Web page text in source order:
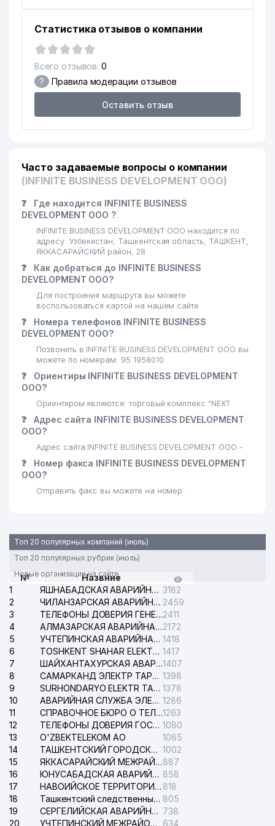
им. КАРЫ НИЯЗОВА
16 DREAM DIZAYN GROUP ООО 765 м
17
РЕСПУБЛИКАНСКАЯ
СПЕЦИАЛИЗИРОВАННАЯ
ХОРЕОГРАФИЧЕСКАЯ ШКОЛА
ИНТЕРНАТ
18 ART HOTELS ООО 775 м
20
CORRIDA FOOD СЕМЕЙНОЕ
ПРЕДПРИЯТИЕ
789 м
21 COOL KIDS НОУ
23
DAVR BANK ЧАКБ
ЯККАСАРАЙСКИЙ ФИЛИАЛ
24 ТАШЭЛЕКТРОНИК ООО
25 ORKHIDEYEVS ООО 833 м
26 MAGIC CINEMA STUDIO ООО
27
INTERNATIONAL LOGISTIC
SERVICE ООО
28
INTERCORPORATED
ПРЕДСТАВИТЕЛЬСТВО
909 м
30 CRONOS GROUP ООО 929 м
PROMOTION ООО
33
ТИПОГРАФИЯ КАБИНЕТА
МИНИСТРОВ РЕСПУБЛИКИ
УЗБЕКИСТАН
34 GARANT TRAVEL ООО
A-NIKA ООО
MARCO POLO
TRANSPORTATION ООО
Статистика отзывов о компании
Всего отзывов: 0
? Правила модерации отзывов
Оставить отзыв
Часто задаваемые вопросы о компании
(INFINITE BUSINESS DEVELOPMENT ООО)
❓
Где находится INFINITE BUSINESS
DEVELOPMENT ООО ?
INFINITE BUSINESS DEVELOPMENT ООО находится по
адресу: Узбекистан, Ташкентская область, ТАШКЕНТ,
ЯККАСАРАЙСКИЙ район, 28
❓
Как добраться до INFINITE BUSINESS
DEVELOPMENT ООО?
Для построения маршрута вы можете
воспользоваться картой на нашем сайте
❓
Номера телефонов INFINITE BUSINESS
DEVELOPMENT ООО?
Позвонить в INFINITE BUSINESS DEVELOPMENT ООО вы
можете по номерам: 95 1958010
❓
Ориентиры INFINITE BUSINESS DEVELOPMENT
ООО?
Ориентиром являются: торговый комплекс "NEXT
❓
Адрес сайта INFINITE BUSINESS DEVELOPMENT
ООО?
Адрес сайта INFINITE BUSINESS DEVELOPMENT ООО -
❓
Номер факса INFINITE BUSINESS DEVELOPMENT
ООО?
Отправить факс вы можете на номер .
Топ 20 популярных компаний (июль)
Топ 20 популярных рубрик (июль)
Новые организации на сайте
№
Назвние
1
ЯШНАБАДСКАЯ АВАРИЙНАЯ СЛУЖБА ЭЛЕКТРОСЕТИ 3182
2
ЧИЛАНЗАРСКАЯ АВАРИЙНАЯ СЛУЖБА ЭЛЕКТРОСЕТИ 2459
3
ТЕЛЕФОНЫ ДОВЕРИЯ ГЕНЕРАЛЬНОЙ ПРОКУРАТУРЫ РЕСПУБЛИКИ УЗБЕКИСТАН2411
4
АЛМАЗАРСКАЯ АВАРИЙНАЯ СЛУЖБА ЭЛЕКТРОСЕТИ2172
5
УЧТЕПИНСКАЯ АВАРИЙНАЯ СЛУЖБА ЭЛЕКТРОСЕТИ 1418
6
TOSHKENT SHAHAR ELEKTR TARMOQLARI KORXONASI АО 1417
7
ШАЙХАНТАХУРСКАЯ АВАРИЙНАЯ СЛУЖБА ЭЛЕКТРОСЕТИ1407
8
САМАРКАНД ЭЛЕКТР ТАРМОКЛАРИ АО 1398
9
SURHONDARYO ELEKTR TARMOKLARI АО 1378
10
АВАРИЙНАЯ СЛУЖБА ЭЛЕКТРОСЕТИ ТАШКЕНТСКОГО РАЙОНА 1286
11
СПРАВОЧНОЕ БЮРО О ТЕЛЕФОНАХ ОРГАНИЗАЦИЙ г. ТАШКЕНТА1263
12
ТЕЛЕФОНЫ ДОВЕРИЯ ГОСУДАРСТВЕННОГО ЦЕНТРА ТЕСТИРОВАНИЯ 1080
13
O'ZBEKTELEKOM АО
1065
14
ТАШКЕНТСКИЙ ГОРОДСКОЙ СУД ПО ГРАЖДАНСКИМ ДЕЛАМ 1002
15
ЯККАСАРАЙСКИЙ МЕЖРАЙОННЫЙ СУД ПО ГРАЖДАНСКИМ ДЕЛАМ887
16
ЮНУСАБАДСКАЯ АВАРИЙНАЯ СЛУЖБА ЭЛЕКТРОСЕТИ 858
17
НАВОИЙСКОЕ ТЕРРИТОРИАЛЬНОЕ ПРЕДПРИЯТИЕ ЭЛЕКТРОСЕТИ АО 818
18
Ташкентский следственный изолятор 805
19
СЕРГЕЛИЙСКАЯ АВАРИЙНАЯ СЛУЖБА ЭЛЕКТРОСЕТИ 738
20
УЧТЕПИНСКИЙ МЕЖРАЙОННЫЙ СУД ПО ГРАЖДАНСКИМ ДЕЛАМ 634